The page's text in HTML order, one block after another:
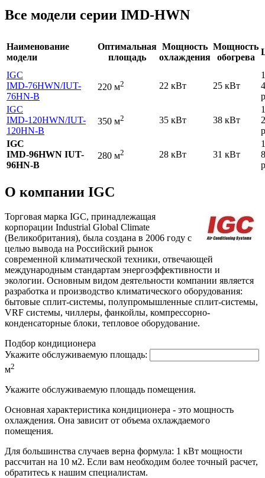
Все модели серии IMD-HWN
Наименование
модели
Оптимальная
площадь
Мощность
охлаждения
Мощность
обогрева
IGC
IMD-76HWN/IUT-
76HN-B
220 м2 22 кВт 25 кВт
IGC
IMD-120HWN/IUT-
120HN-B
350 м2 35 кВт 38 кВт
IGC
IMD-96HWN IUT-
96HN-B
280 м2 28 кВт 31 кВт
О компании IGC
Торговая марка IGC, принадлежащая
корпорации Industrial Global Climate
(Великобритания), была создана в 2006 году с
целью вывода на Российский рынок
современной климатической техники, отвечающей
международным стандартам энергоэффективности и
экологии. Основным видом деятельности компании является
разработка и производство климатического оборудования:
бытовые сплит-системы, полупромышленные сплит-системы,
VRF системы, чиллеры, фанкойлы, компрессорно-
конденсаторные блоки, тепловое оборудование.
Подбор кондиционера
Укажите обслуживаемую площадь:
м2
Укажите обслуживаемую площадь помещения.
Основная характеристика кондиционера - это мощность
охлаждения. Она зависит от объема охлаждаемого
помещения.
Для большинства случаев верна формула: 1 кВт мощности
рассчитан на 10 м2. Если вам необходим более точный расчет,
обратитесь к нашим специалистам.